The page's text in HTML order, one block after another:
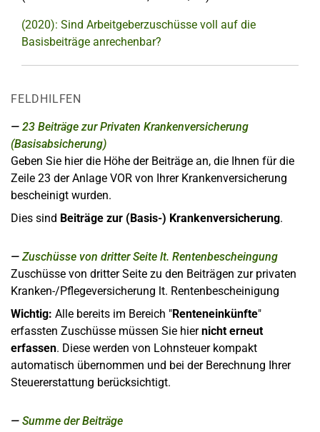
(2020): Sind Arbeitgeberzuschüsse voll auf die
Basisbeiträge anrechenbar?
FELDHILFEN
23 Beiträge zur Privaten Krankenversicherung
(Basisabsicherung)
Geben Sie hier die Höhe der Beiträge an, die Ihnen für die
Zeile 23 der Anlage VOR von Ihrer Krankenversicherung
bescheinigt wurden.
Dies sind Beiträge zur (Basis-) Krankenversicherung.
Zuschüsse von dritter Seite lt. Rentenbescheingung
Zuschüsse von dritter Seite zu den Beiträgen zur privaten
Kranken-/Pflegeversicherung lt. Rentenbescheinigung
Wichtig: Alle bereits im Bereich "Renteneinkünfte"
erfassten Zuschüsse müssen Sie hiernicht erneut
erfassen. Diese werden von Lohnsteuer kompakt
automatisch übernommen und bei der Berechnung Ihrer
Steuererstattung berücksichtigt.
Summe der Beiträge